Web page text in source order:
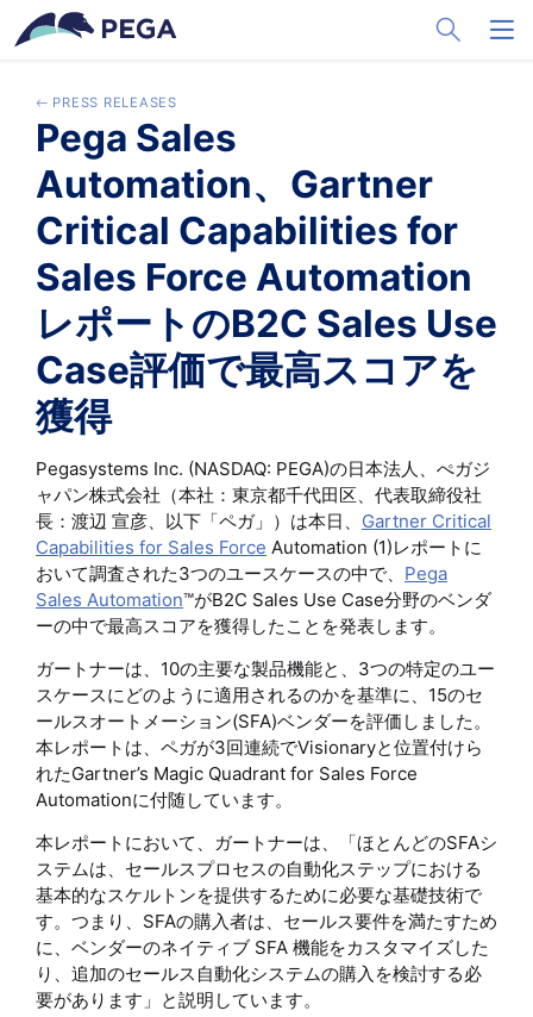
メインコンテンツに飛ぶ
Toggle
PRESS RELEASES
Pega Sales
Automation、Gartner
Critical Capabilities for
Sales Force Automation
レポートのB2C Sales Use
Case評価で最高スコアを
獲得
Pegasystems Inc. (NASDAQ: PEGA)の日本法人、ぺガジ
ャパン株式会社（本社：東京都千代田区、代表取締役社
長：渡辺 宣彦、以下「ペガ」）は本日、 Gartner Critical
Capabilities for Sales Force Automation (1)レポートに
おいて調査された3つのユースケースの中で、 Pega
Sales Automation™がB2C Sales Use Case分野のベンダ
ーの中で最高スコアを獲得したことを発表します。
ガートナーは、10の主要な製品機能と、3つの特定のユー
スケースにどのように適用されるのかを基準に、15のセ
ールスオートメーション(SFA)ベンダーを評価しました。
本レポートは、ペガが3回連続でVisionaryと位置付けら
れたGartner’s Magic Quadrant for Sales Force
Automationに付随しています。
本レポートにおいて、ガートナーは、「ほとんどのSFAシ
ステムは、セールスプロセスの自動化ステップにおける
基本的なスケルトンを提供するために必要な基礎技術で
す。つまり、SFAの購入者は、セールス要件を満たすため
に、ベンダーのネイティブ SFA 機能をカスタマイズした
り、追加のセールス自動化システムの購入を検討する必
要があります」と説明しています。